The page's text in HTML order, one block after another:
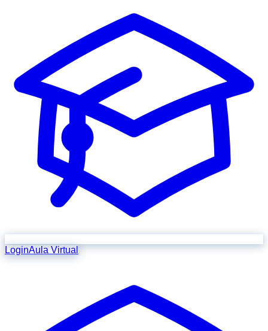
LoginAula Virtual